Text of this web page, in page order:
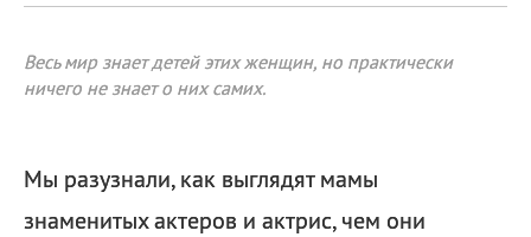
Весь мир знает детей этих женщин, но практически
ничего не знает о них самих.
Мы разузнали, как выглядят мамы
знаменитых актеров и актрис, чем они